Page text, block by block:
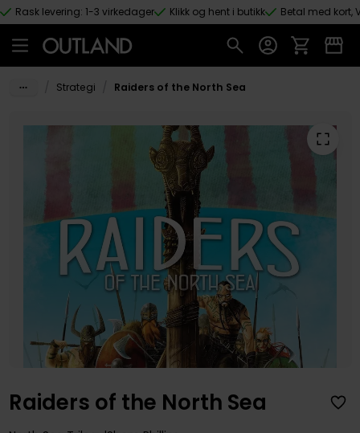
Hopp til hovedinnhold
Rask levering: 1-3 virkedager Klikk og hent i butikk Betal med kort,
Strategi Raiders of the North Sea
Raiders of the North Sea